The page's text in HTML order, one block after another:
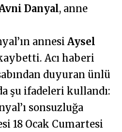
Danyal, anne
annesi Aysel
Acı haberi
duyuran ünlü
şu ifadeleri kullandı:
sonsuzluğa
18 Ocak Cumartesi